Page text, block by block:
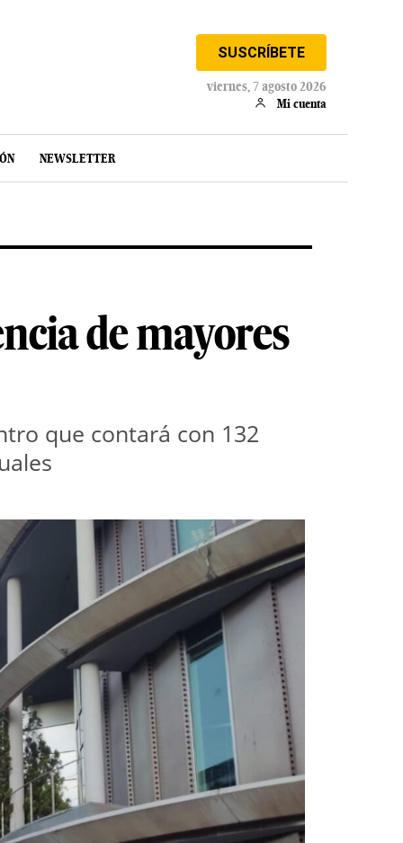
SUSCRÍBETE
viernes, 7 agosto 2026
Mi cuenta
NEWSLETTER
de mayores
que contará con 132